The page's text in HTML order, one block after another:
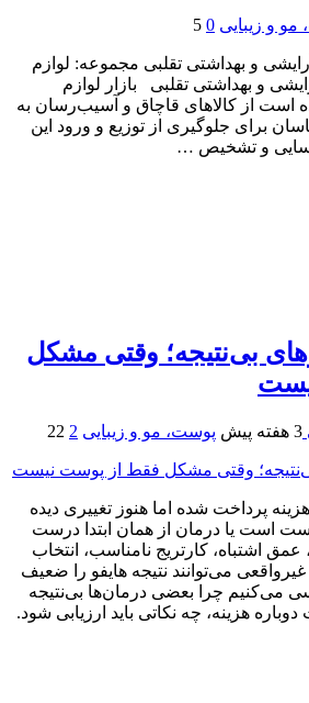
مو و زیبایی 0
5
و بهداشتی تقلبی مجموعه: لوازم
و بهداشتی تقلبی بازار لوازم
است از کالاهای قاچاق و آسیب‌رسان به
برای جلوگیری از توزیع و ورود این
و تشخیص …
بی‌نتیجه؛ وقتی مشکل
3 هفته پیش پوست، مو و زیبایی 2
22
پرداخت شده اما هنوز تغییری دیده
است یا درمان از همان ابتدا درست
اشتباه، کارتریج نامناسب، انتخاب
می‌توانند نتیجه هایفو را ضعیف
می‌کنیم چرا بعضی درمان‌ها بی‌نتیجه
هزینه، چه نکاتی باید ارزیابی شود.